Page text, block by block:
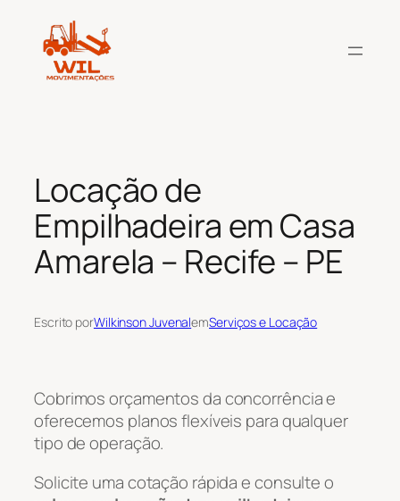
conteúdo
Locação de
Empilhadeira em Casa
Amarela – Recife – PE
Escrito porWilkinson JuvenalemServiços e Locação
Cobrimos orçamentos da concorrência e
oferecemos planos flexíveis para qualquer
tipo de operação.
Solicite uma cotação rápida e consulte o